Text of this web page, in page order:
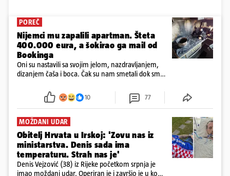
POREČ
Nijemci mu zapalili apartman. Šteta
400.000 eura, a šokirao ga mail od
Bookinga
Oni su nastavili sa svojim jelom, nazdravljanjem,
dizanjem čaša i boca. Čak su nam smetali dok smo
požar, rekao je vlasnik
10 77
MOŽDANI UDAR
Obitelj Hrvata u Irskoj: 'Zovu nas iz
ministarstva. Denis sada ima
temperaturu. Strah nas je'
Denis Vejzović (38) iz Rijeke početkom srpnja je
imao moždani udar. Operiran je i završio je u komi.